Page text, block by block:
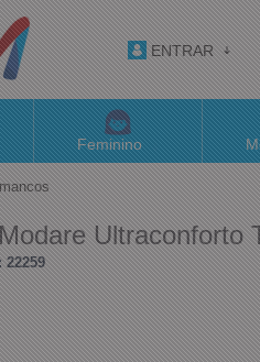
ENTRAR
Feminino
Ultraconforto